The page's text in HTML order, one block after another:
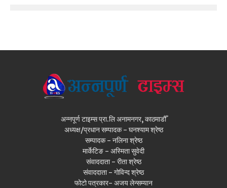
अन्नपूर्ण टाइम्स प्रा.लि अनामनगर, काठमाडौँ
अध्यक्ष/प्रधान सम्पादक - घनश्याम श्रेष्ठ
सम्पादक - नलिना श्रेष्ठ
मार्केटिङ - अस्मिता सुवेदी
संवाददाता - रीता श्रेष्ठ
संवाददाता - गोविन्द श्रेष्ठ
फोटो पत्रकार- अजय लेन्सम्यान